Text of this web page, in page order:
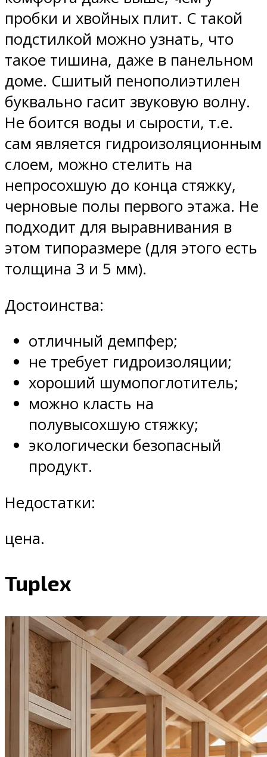
пробки и хвойных плит. С такой
подстилкой можно узнать, что
такое тишина, даже в панельном
доме. Сшитый пенополиэтилен
буквально гасит звуковую волну.
Не боится воды и сырости, т.е.
сам является гидроизоляционным
слоем, можно стелить на
непросохшую до конца стяжку,
черновые полы первого этажа. Не
подходит для выравнивания в
этом типоразмере (для этого есть
толщина 3 и 5 мм).
Достоинства:
отличный демпфер;
не требует гидроизоляции;
хороший шумопоглотитель;
можно класть на
полувысохшую стяжку;
экологически безопасный
продукт.
Недостатки:
цена.
Tuplex